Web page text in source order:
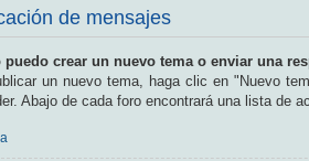
de mensajes
puedo crear un nuevo tema o enviar una
un nuevo tema, haga clic en "Nuevo
Abajo de cada foro encontrará una lista de